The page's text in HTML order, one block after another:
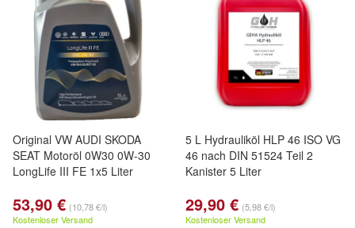
Original VW AUDI SKODA
SEAT Motoröl 0W30 0W-30
LongLife III FE 1x5 Liter
53,90 € (10,78 €/l)
Kostenloser Versand
5 L Hydrauliköl HLP 46 ISO VG
46 nach DIN 51524 Teil 2
Kanister 5 Liter
29,90 € (5,98 €/l)
Kostenloser Versand